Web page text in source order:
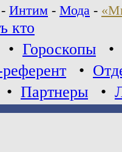
- Интим - Мода -
кто
• Гороскопы •
•
• Партнеры •